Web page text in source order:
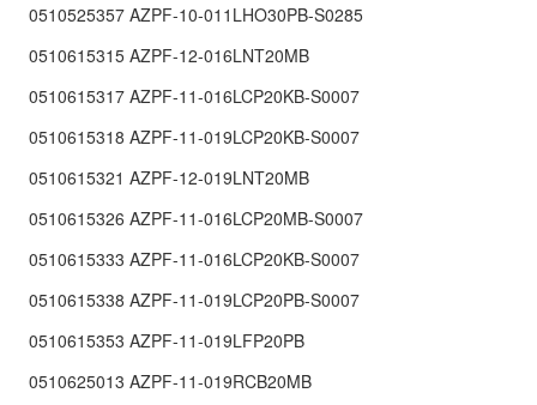
0510525357 AZPF-10-011LHO30PB-S0285
0510615315 AZPF-12-016LNT20MB
0510615317 AZPF-11-016LCP20KB-S0007
0510615318 AZPF-11-019LCP20KB-S0007
0510615321 AZPF-12-019LNT20MB
0510615326 AZPF-11-016LCP20MB-S0007
0510615333 AZPF-11-016LCP20KB-S0007
0510615338 AZPF-11-019LCP20PB-S0007
0510615353 AZPF-11-019LFP20PB
0510625013 AZPF-11-019RCB20MB